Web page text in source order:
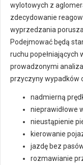
wylotowych z
zdecydowanie
wyprzedzania
Podejmować będą
ruchu popełniających
prowadzonymi
przyczyny wypadków
nadmierną
nieprawidłowe
nieustąpienie
kierowanie
jazdę bez
rozmawianie